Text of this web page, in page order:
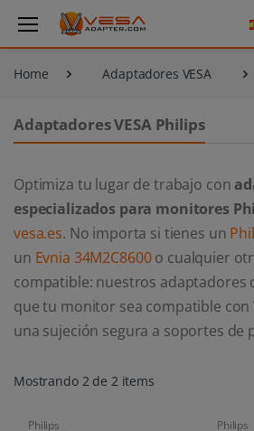
Home Adaptadores VESA
Adaptadores VESA Philips
Optimiza tu lugar de trabajo con
especializados para monitores
vesa.es. No importa si tienes un
un Evnia 34M2C8600o cualquier
compatible: nuestros adaptadores
que tu monitor sea compatible con
una sujeción segura a soportes de
Mostrando 2 de 2 items
Philips
Philips